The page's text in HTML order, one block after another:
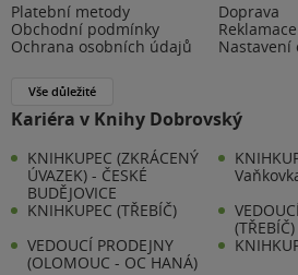
Platební metody
Doprava
Obchodní podmínky
Ochrana osobních údajů
Nastavení
Vše důležité
Kariéra v Knihy Dobrovský
KNIHKUPEC (ZKRÁCENÝ
ÚVAZEK) - ČESKÉ
BUDĚJOVICE
KNIHKUPEC (TŘEBÍČ)
(TŘEBÍČ)
VEDOUCÍ PRODEJNY
(OLOMOUC - OC HANÁ)